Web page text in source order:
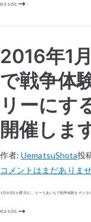
続きを読む
2016年1
で戦争体
リーにす
開催しま
作者:UematsuShota投
コメントはまだありま
1月30日(土曜日)に、ピースあいちで戦争体験をデジタ
続きを読む